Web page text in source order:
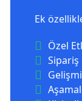
Ek
Özel
Sipariş